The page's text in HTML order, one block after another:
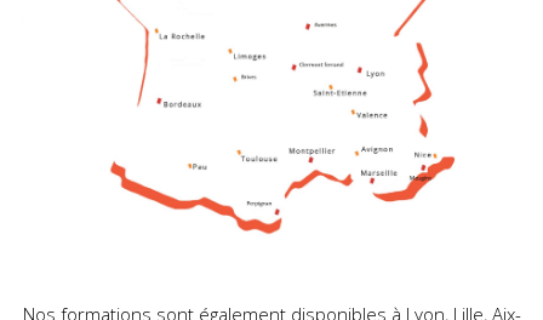
Nos formations sont également disponibles à Lyon, Lille, Aix-